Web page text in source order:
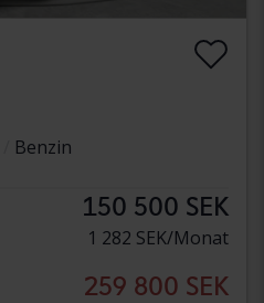
Benzin
150 500 SEK
1 282 SEK/Monat
259 800 SEK